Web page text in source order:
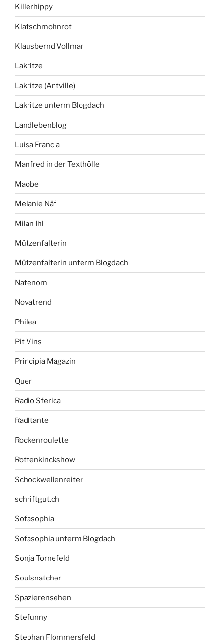
Killerhippy
Klatschmohnrot
Klausbernd Vollmar
Lakritze
Lakritze (Antville)
Lakritze unterm Blogdach
Landlebenblog
Luisa Francia
Manfred in der Texthölle
Maobe
Melanie Näf
Milan Ihl
Mützenfalterin
Mützenfalterin unterm Blogdach
Natenom
Novatrend
Philea
Pit Vins
Principia Magazin
Quer
Radio Sferica
Radltante
Rockenroulette
Rottenkinckshow
Schockwellenreiter
schriftgut.ch
Sofasophia
Sofasophia unterm Blogdach
Sonja Tornefeld
Soulsnatcher
Spazierensehen
Stefunny
Stephan Flommersfeld